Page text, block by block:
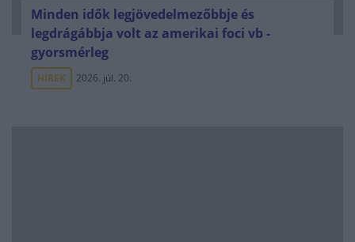
Minden idők legjövedelmezőbbje és
legdrágábbja volt az amerikai foci vb -
gyorsmérleg
HÍREK 2026. júl. 20.